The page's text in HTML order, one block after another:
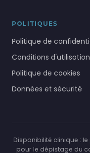
POLITIQUES
Politique de
Conditions d'utilisation
Politique de cookies
Données et sécurité
Disponibilité clinique :
pour le dépistage du